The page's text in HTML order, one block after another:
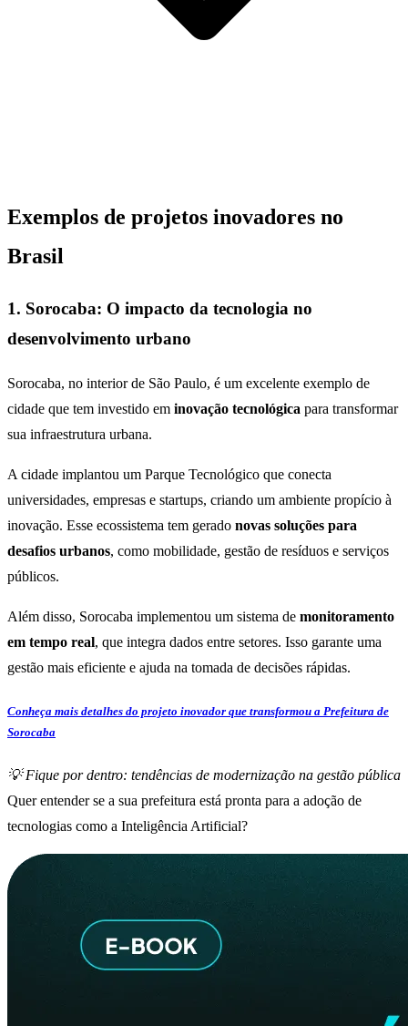
Exemplos de projetos inovadores no
Brasil
1. Sorocaba: O impacto da tecnologia no
desenvolvimento urbano
Sorocaba, no interior de São Paulo, é um excelente exemplo de
cidade que tem investido em inovação tecnológica para transformar
sua infraestrutura urbana.
A cidade implantou um Parque Tecnológico que conecta
universidades, empresas e startups, criando um ambiente propício à
inovação. Esse ecossistema tem gerado novas soluções para
desafios urbanos, como mobilidade, gestão de resíduos e serviços
públicos.
Além disso, Sorocaba implementou um sistema de monitoramento
em tempo real, que integra dados entre setores. Isso garante uma
gestão mais eficiente e ajuda na tomada de decisões rápidas.
Conheça mais detalhes do projeto inovador que transformou a Prefeitura de
Sorocaba
💡 Fique por dentro: tendências de modernização na gestão pública
Quer entender se a sua prefeitura está pronta para a adoção de
tecnologias como a Inteligência Artificial?